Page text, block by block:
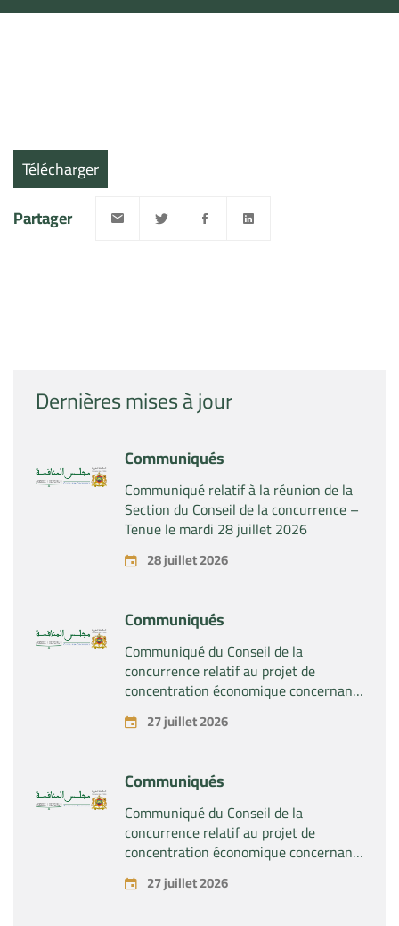
Dernières mises à jour
Communiqués
Communiqué relatif à la réunion de la
Section du Conseil de la concurrence –
Tenue le mardi 28 juillet 2026
28 juillet 2026
Communiqués
Communiqué du Conseil de la
concurrence relatif au projet de
concentration économique concernant
la prise du contrôle exclusif par la
société « Substipharm SAS » des actifs
pharmaceutiques « Rilutek » et «
Sabril » détenus par la société « Sanofi
SA »
27 juillet 2026
Communiqués
Communiqué du Conseil de la
concurrence relatif au projet de
concentration économique concernant
la prise du contrôle exclusif par la
société « Plastika Kritis SA » de la
27 juillet 2026
Télécharger
Partager